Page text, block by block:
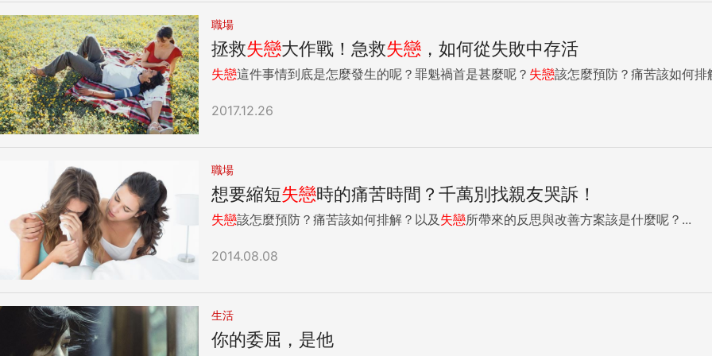
職場
拯救失戀大作戰！急救失戀 ，如何從失敗中存活
失戀這件事情到底是怎麼發生的呢？罪魁禍首是甚麼呢？ 失戀該怎麼預防？痛苦該如何排
2017.12.26
職場
想要縮短失戀時的痛苦時間？千萬別找親友哭訴！
失戀該怎麼預防？痛苦該如何排解？以及 失戀所帶來的反思與改善方案該是什麼呢？...
2014.08.08
生活
你的委屈，是他